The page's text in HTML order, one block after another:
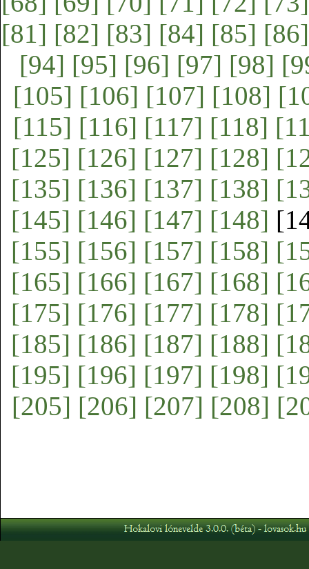
[81] [82] [83] [84] [85] [86]
[94] [95] [96] [97] [98]
[105] [106] [107] [108]
[115] [116] [117] [118]
[125] [126] [127] [128]
[135] [136] [137] [138]
[145] [146] [147] [148]
[155] [156] [157] [158]
[165] [166] [167] [168]
[175] [176] [177] [178]
[185] [186] [187] [188]
[195] [196] [197] [198]
[205] [206] [207] [208]